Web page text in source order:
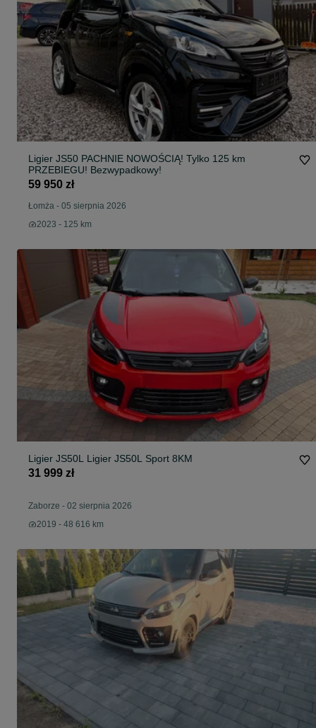
Ligier JS50 PACHNIE NOWOŚCIĄ! Tylko 125 km
PRZEBIEGU! Bezwypadkowy!
59 950 zł
Łomża - 05 sierpnia 2026
2023 - 125 km
Ligier JS50L Ligier JS50L Sport 8KM
31 999 zł
Zaborze - 02 sierpnia 2026
2019 - 48 616 km